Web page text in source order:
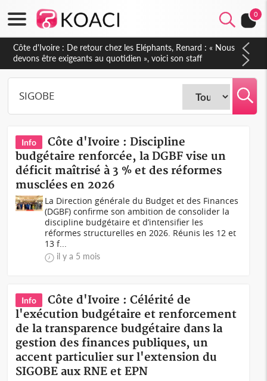
0
Côte d'Ivoire : De retour chez les Eléphants, Renard : « Nous
devons être exigeants au quotidien », voici son staff
technique
Info
Côte d'Ivoire : Discipline
budgétaire renforcée, la DGBF vise un
déficit maîtrisé à 3 % et des réformes
musclées en 2026
La Direction générale du Budget et des Finances
(DGBF) confirme son ambition de consolider la
discipline budgétaire et d’intensifier les
réformes structurelles en 2026. Réunis les 12 et
13 f...
il y a 5 mois
Info
Côte d'Ivoire : Célérité de
l'exécution budgétaire et renforcement
de la transparence budgétaire dans la
gestion des finances publiques, un
accent particulier sur l'extension du
SIGOBE aux RNE et EPN